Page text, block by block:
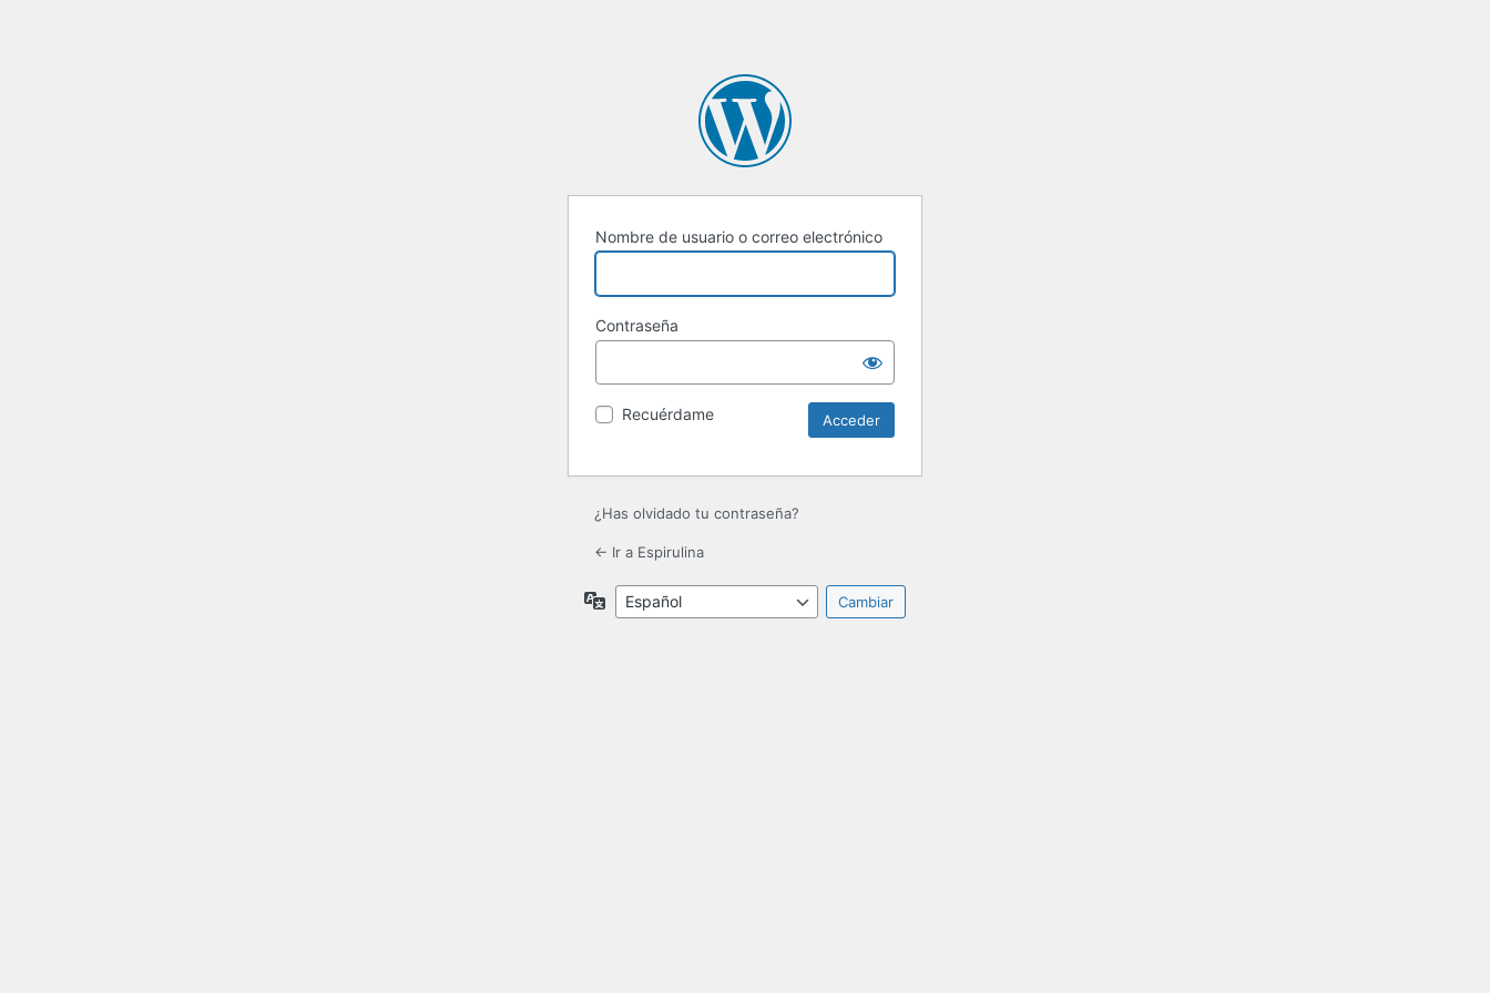
Nombre de usuario o correo electrónico
Contraseña
Recuérdame
¿Has olvidado tu contraseña?
← Ir a Espirulina
Idioma